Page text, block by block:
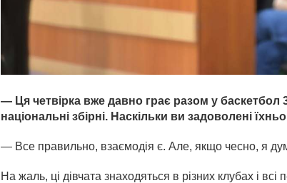
— Ця четвірка вже давно грає разом у баскетбол
національні збірні. Наскільки ви задоволені
— Все правильно, взаємодія є. Але, якщо чесно, я
На жаль, ці дівчата знаходяться в різних клубах і